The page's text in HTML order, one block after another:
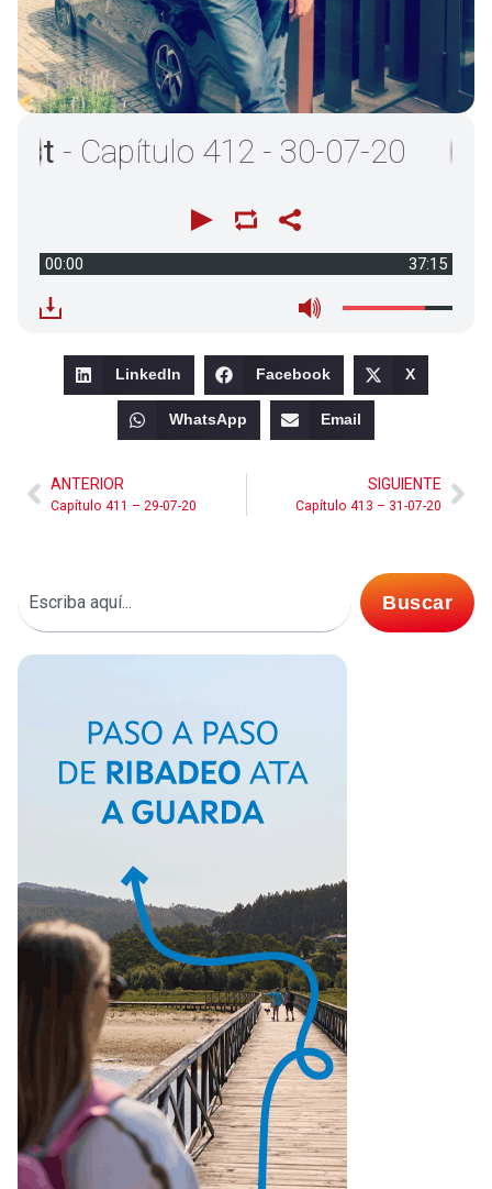
Capítulo 412 - 30-07-20
00:00 37:15
LinkedIn Facebook X
WhatsApp Email
ANTERIOR
Capítulo 411 – 29-07-20
SIGUIENTE
Capítulo 413 – 31-07-20
Buscar